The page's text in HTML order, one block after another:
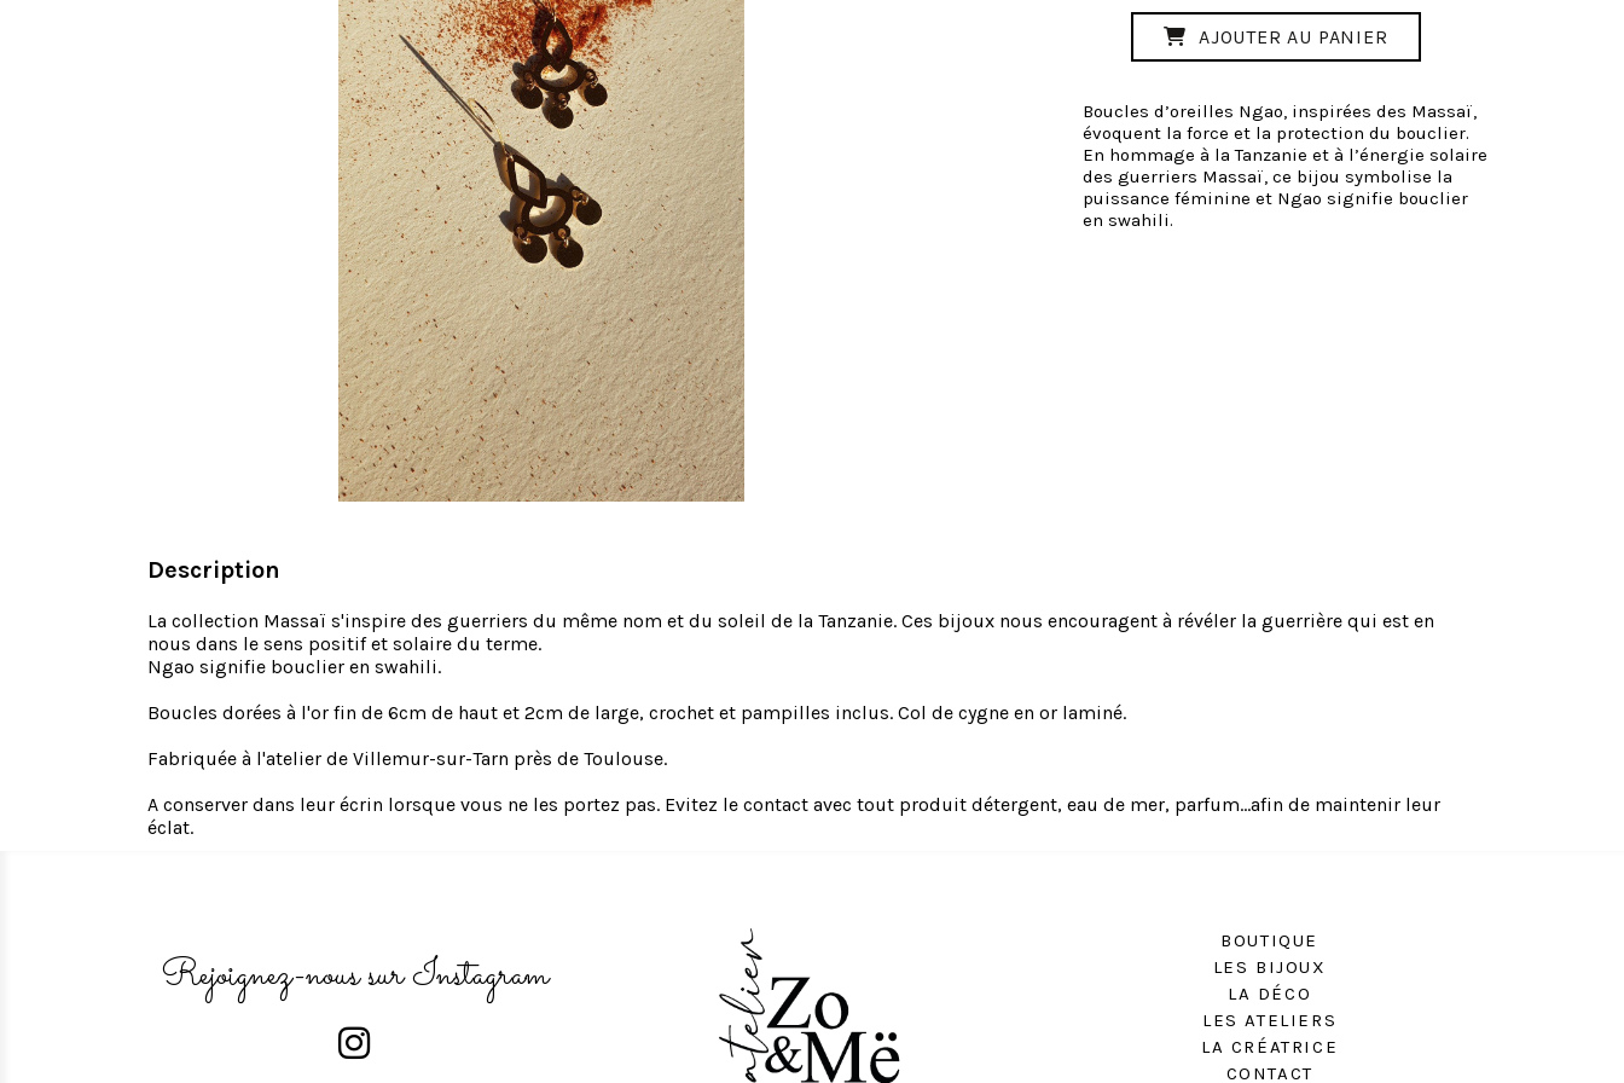
AJOUTER AU PANIER
Boucles d’oreilles Ngao, inspirées des Massaï,
évoquent la force et la protection du bouclier.
En hommage à la Tanzanie et à l’énergie solaire
des guerriers Massaï, ce bijou symbolise la
puissance féminine et Ngao signifie bouclier
en swahili.
Description
La collection Massaï s'inspire des guerriers du même nom et du soleil de la Tanzanie. Ces bijoux nous encouragent à révéler la guerrière qui est en
nous dans le sens positif et solaire du terme.
Ngao signifie bouclier en swahili.
Boucles dorées à l'or fin de 6cm de haut et 2cm de large, crochet et pampilles inclus. Col de cygne en or laminé.
Fabriquée à l'atelier de Villemur-sur-Tarn près de Toulouse.
A conserver dans leur écrin lorsque vous ne les portez pas. Evitez le contact avec tout produit détergent, eau de mer, parfum...afin de maintenir leur
éclat.
Rejoignez-nous sur Instagram

BOUTIQUE
LES BIJOUX
LA DÉCO
LES ATELIERS
LA CRÉATRICE
CONTACT